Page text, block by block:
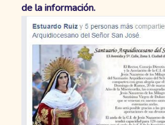
de la información.